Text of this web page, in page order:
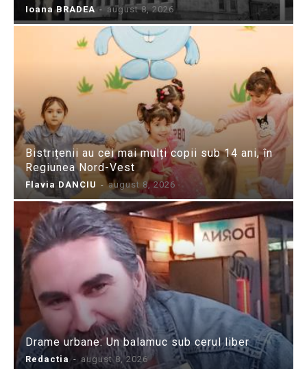
Ioana BRADEA - august 8, 2026
Bistrițenii au cei mai mulți copii sub 14 ani, în
Regiunea Nord-Vest
Flavia DANCIU - august 8, 2026
Drame urbane: Un balamuc sub cerul liber
Redactia - august 8, 2026